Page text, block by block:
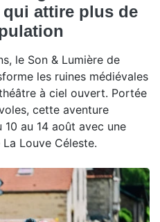
attire plus de
le Son & Lumière de
les ruines médiévales
à ciel ouvert. Portée
cette aventure
au 14 août avec une
Louve Céleste.